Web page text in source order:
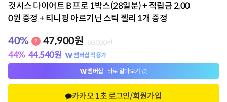
것시스 다이어트 B 프로 1박스(28일분) + 적립금 2,00
0원 증정 + 티니핑 아르기닌 스틱 젤리 1개 증정
40% 47,900원 80,000원
44% 44,540원 멤버십 적용가
멤버십 바로 알아보기
카카오 1초 로그인/회원가입